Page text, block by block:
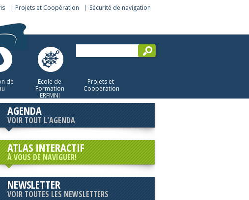
Projets et Coopération Sécurité de navigation
de
Ecole de
Formation
ERFMNI
Projets et
Coopération
AGENDA
VOIR TOUT L'AGENDA
ATLAS INTERACTIF
À VOUS DE NAVIGUER!
NEWSLETTER
VOIR TOUTES LES NEWSLETTERS